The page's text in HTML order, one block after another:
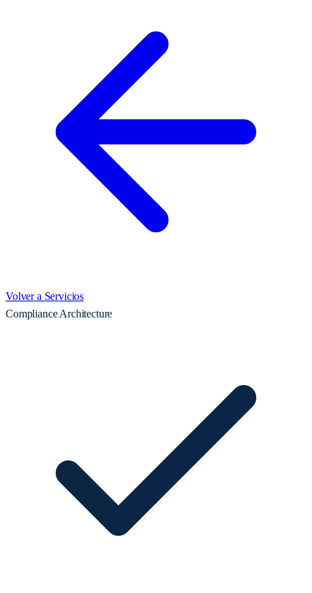
Volver a Servicios
Compliance Architecture